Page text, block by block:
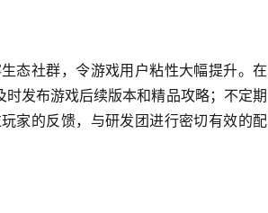
态社群，令游戏用户粘性大幅提升。在
发布游戏后续版本和精品攻略；不定期
家的反馈，与研发团进行密切有效的配